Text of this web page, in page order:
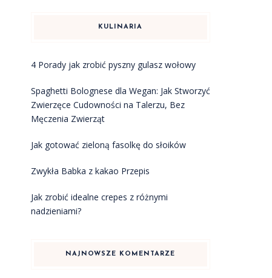
KULINARIA
4 Porady jak zrobić pyszny gulasz wołowy
Spaghetti Bolognese dla Wegan: Jak Stworzyć
Zwierzęce Cudowności na Talerzu, Bez
Męczenia Zwierząt
Jak gotować zieloną fasolkę do słoików
Zwykła Babka z kakao Przepis
Jak zrobić idealne crepes z różnymi
nadzieniami?
NAJNOWSZE KOMENTARZE